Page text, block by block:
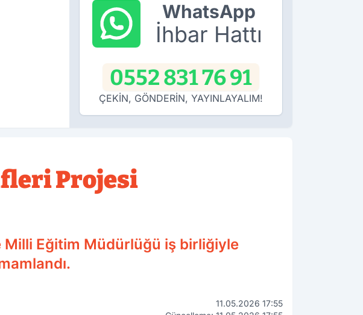
WhatsApp
İhbar Hattı
0552 831 76 91
ÇEKİN, GÖNDERİN, YAYINLAYALIM!
Projesi
Milli Eğitim Müdürlüğü iş birliğiyle
11.05.2026 17:55